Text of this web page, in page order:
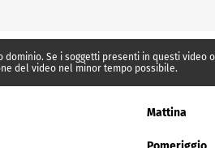
Se i soggetti presenti in questi
del video nel minor tempo possibile.
Mattina